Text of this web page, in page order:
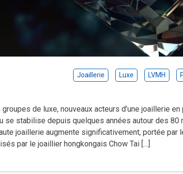
Joaillerie Luxe LVMH
groupes de luxe, nouveaux acteurs d’une joaillerie
se stabilise depuis quelques années autour des 80
joaillerie augmente significativement, portée
par le joaillier hongkongais Chow Tai […]